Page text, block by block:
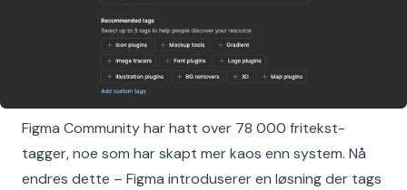
Figma Community har hatt over 78 000 fritekst-
tagger, noe som har skapt mer kaos enn system. Nå
endres dette – Figma introduserer en løsning der tags